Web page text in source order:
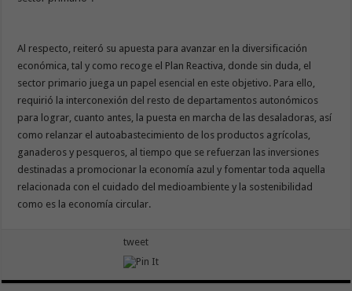
Al respecto, reiteró su apuesta para avanzar en la diversificación
económica, tal y como recoge el Plan Reactiva, donde sin duda, el
sector primario juega un papel esencial en este objetivo. Para ello,
requirió la interconexión del resto de departamentos autonómicos
para lograr, cuanto antes, la puesta en marcha de las desaladoras, así
como relanzar el autoabastecimiento de los productos agrícolas,
ganaderos y pesqueros, al tiempo que se refuerzan las inversiones
destinadas a promocionar la economía azul y fomentar toda aquella
relacionada con el cuidado del medioambiente y la sostenibilidad
como es la economía circular.
tweet